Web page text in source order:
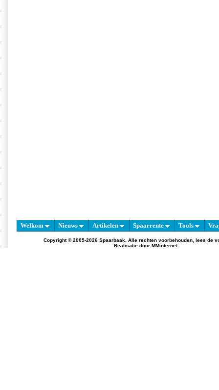
Welkom Nieuws Artikelen Spaarrente Tools
Copyright © 2005-2026 Spaarbaak. Alle rechten voorbehouden, lees de
Realisatie door MMinternet